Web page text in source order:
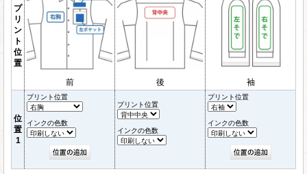
プ
リ
ン
ト
位
置
前
後 袖
位
置
1
プリント位置
インクの色数
プリント位置
インクの色数
プリント位置
インクの色数